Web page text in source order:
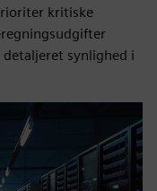
kritiske
synlighed i